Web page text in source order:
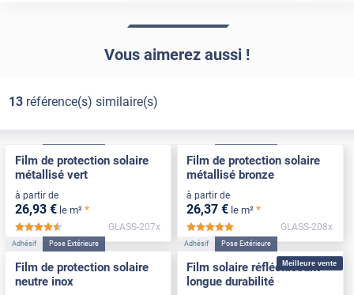
Vous aimerez aussi !
13référence(s) similaire(s)
Film de protection solaire
métallisé vert
à partir de
26,93 € le m² *
*****
GLASS-207x
Film de protection solaire
métallisé bronze
à partir de
26,37 € le m² *
GLASS-208x
Adhésif Pose Extérieure
Film de protection solaire
neutre inox
Meilleure vente
Adhésif Pose Extérieure
Film solaire réfléchissant
longue durabilité